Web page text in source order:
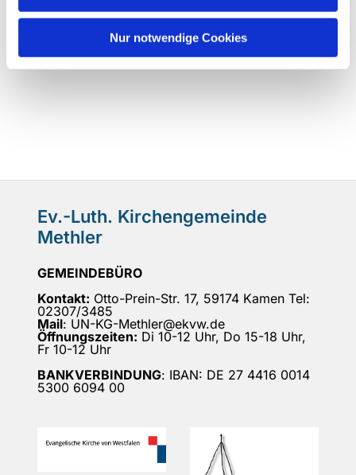
Nur notwendige Cookies
Ev.-Luth. Kirchengemeinde
Methler
GEMEINDEBÜRO
Kontakt: Otto-Prein-Str. 17, 59174 Kamen Tel:
02307/3485
Mail: UN-KG-Methler@ekvw.de
Öffnungszeiten: Di 10-12 Uhr, Do 15-18 Uhr,
Fr 10-12 Uhr
BANKVERBINDUNG: IBAN: DE 27 4416 0014
5300 6094 00